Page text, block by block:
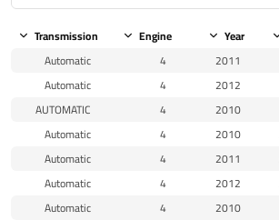
Year
Engine
Transmission
2011
4
Automatic
2012
4
Automatic
2010
4
AUTOMATIC
2010
4
Automatic
2011
4
Automatic
2012
4
Automatic
2010
4
Automatic